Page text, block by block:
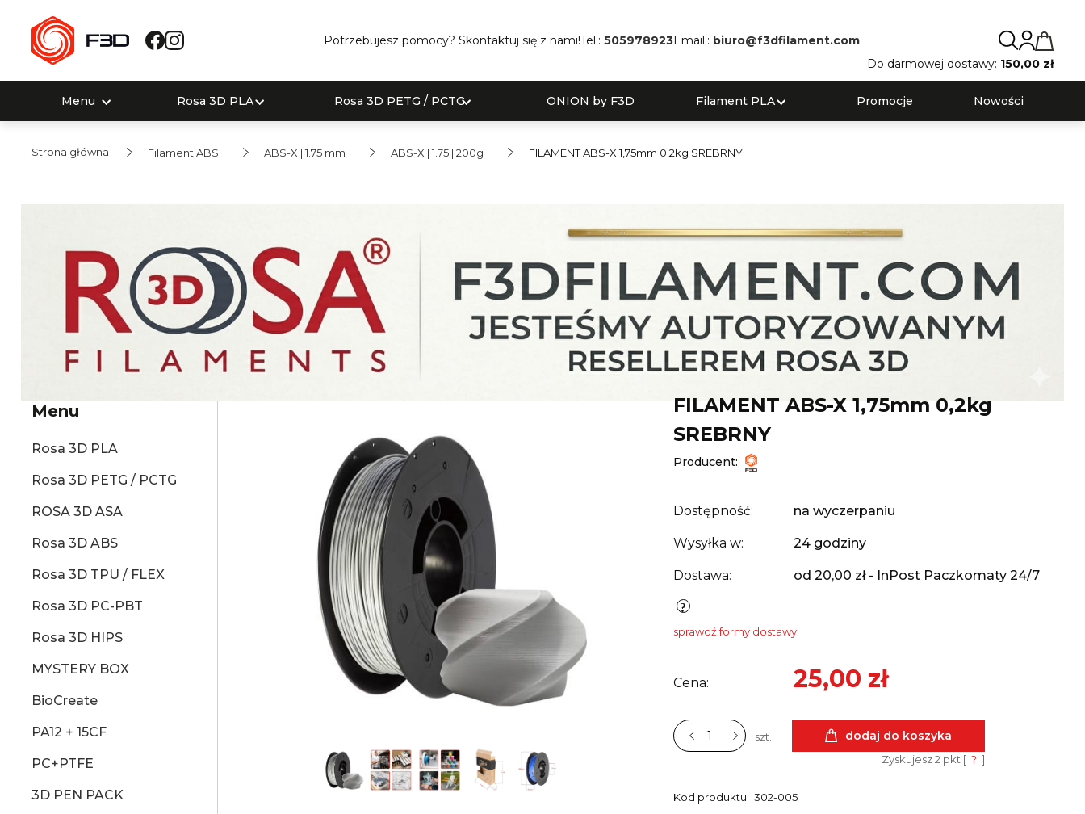
Potrzebujesz pomocy? Skontaktuj się z nami!Tel.: 505978923Email.: biuro@f3dfilament.com
Do darmowej dostawy: 150,00 zł
Menu Rosa 3D PLA Rosa 3D PETG / PCTG ONION by F3D Filament PLA Promocje Nowości
Strona główna Filament ABS ABS-X | 1.75 mm ABS-X | 1.75 | 200g FILAMENT ABS-X 1,75mm 0,2kg SREBRNY
Menu
Rosa 3D PLA
Rosa 3D PETG / PCTG
ROSA 3D ASA
Rosa 3D ABS
Rosa 3D TPU / FLEX
Rosa 3D PC-PBT
Rosa 3D HIPS
MYSTERY BOX
BioCreate
PA12 + 15CF
PC+PTFE
3D PEN PACK
FILAMENT ABS-X 1,75mm 0,2kg
SREBRNY
Producent:
Dostępność: na wyczerpaniu
Wysyłka w: 24 godziny
Dostawa: od 20,00 zł - InPost Paczkomaty 24/7
sprawdź formy dostawy
Cena: 25,00 zł
szt. dodaj do koszyka
Zyskujesz2 pkt [ ? ]
Kod produktu: 302-005